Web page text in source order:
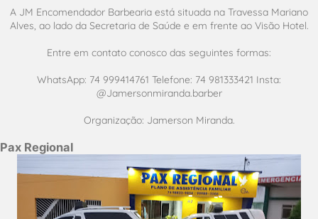
A JM Encomendador Barbearia está situada na Travessa Mariano
Alves, ao lado da Secretaria de Saúde e em frente ao Visão Hotel.
Entre em contato conosco das seguintes formas:
WhatsApp: 74 999414761 Telefone: 74 981333421 Insta:
@Jamersonmiranda.barber
Organização: Jamerson Miranda.
Pax Regional